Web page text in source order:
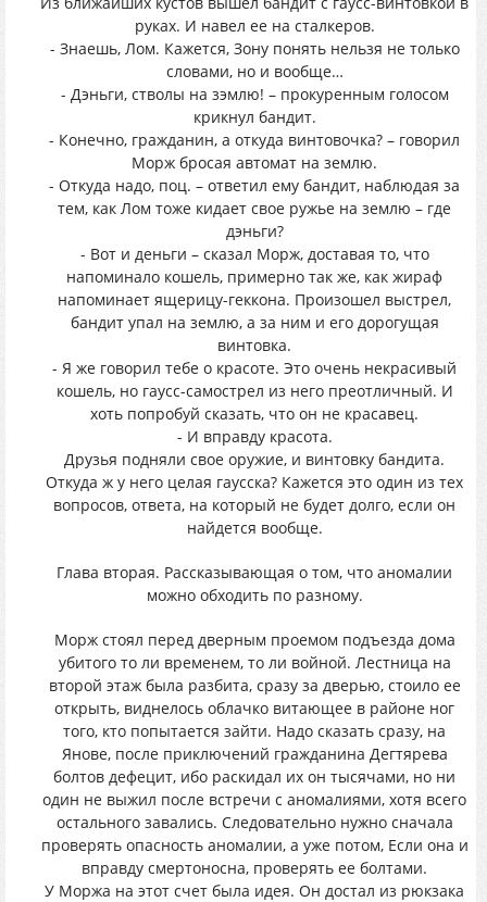
руках. И навел ее на сталкеров.
- Знаешь, Лом. Кажется, Зону понять нельзя не только
словами, но и вообще…
- Дэньги, стволы на зэмлю! – прокуренным голосом
крикнул бандит.
- Конечно, гражданин, а откуда винтовочка? – говорил
Морж бросая автомат на землю.
- Откуда надо, поц. – ответил ему бандит, наблюдая за
тем, как Лом тоже кидает свое ружье на землю – где
дэньги?
- Вот и деньги – сказал Морж, доставая то, что
напоминало кошель, примерно так же, как жираф
напоминает ящерицу-геккона. Произошел выстрел,
бандит упал на землю, а за ним и его дорогущая
винтовка.
- Я же говорил тебе о красоте. Это очень некрасивый
кошель, но гаусс-самострел из него преотличный. И
хоть попробуй сказать, что он не красавец.
- И вправду красота.
Друзья подняли свое оружие, и винтовку бандита.
Откуда ж у него целая гаусска? Кажется это один из тех
вопросов, ответа, на который не будет долго, если он
найдется вообще.
Глава вторая. Рассказывающая о том, что аномалии
можно обходить по разному.
Морж стоял перед дверным проемом подъезда дома
убитого то ли временем, то ли войной. Лестница на
второй этаж была разбита, сразу за дверью, стоило ее
открыть, виднелось облачко витающее в районе ног
того, кто попытается зайти. Надо сказать сразу, на
Янове, после приключений гражданина Дегтярева
болтов дефецит, ибо раскидал их он тысячами, но ни
один не выжил после встречи с аномалиями, хотя всего
остального завались. Следовательно нужно сначала
проверять опасность аномалии, а уже потом, Если она и
вправду смертоносна, проверять ее болтами.
У Моржа на этот счет была идея. Он достал из рюкзака